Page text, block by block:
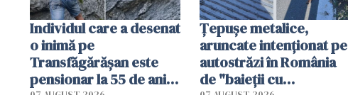
Individul care a desenat
o inimă pe
Transfăgărășan este
pensionar la 55 de ani.
Țepușe metalice,
aruncate intenționat pe
autostrăzi în România
de "baieții cu